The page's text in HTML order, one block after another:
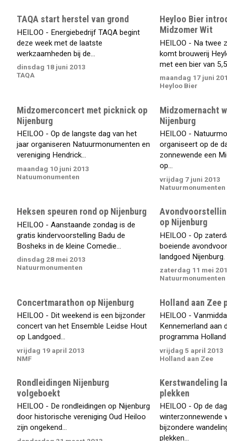
TAQA start herstel van grond
HEILOO - Energiebedrijf TAQA begint
deze week met de laatste
werkzaamheden bij de...
dinsdag 18 juni 2013
TAQA
Heyloo Bier
Midzomer Wit
HEILOO - Na twee
komt brouwerij
met een bier van
maandag 17 juni
Heyloo Bier
Midzomerconcert met picknick op
Nijenburg
HEILOO - Op de langste dag van het
jaar organiseren Natuurmonumenten en
vereniging Hendrick...
maandag 10 juni 2013
Natuumonumenten
Midzomernacht
Nijenburg
HEILOO -
organiseert op de
zonnewende een
op...
vrijdag 7 juni 2013
Natuurmonumenten
Heksen speuren rond op Nijenburg
HEILOO - Aanstaande zondag is de
gratis kindervoorstelling Badu de
Bosheks in de kleine Comedie...
dinsdag 28 mei 2013
Natuurmonumenten
op Nijenburg
HEILOO - Op
boeiende
landgoed Nijenburg.
zaterdag 11 mei
Natuurmonumenten
Concertmarathon op Nijenburg
HEILOO - Dit weekend is een bijzonder
concert van het Ensemble Leidse Hout
op Landgoed...
vrijdag 19 april 2013
NMF
Holland aan Zee
HEILOO -
Kennemerland aan
programma Holland
vrijdag 5 april 2013
Holland aan Zee
Rondleidingen Nijenburg
volgeboekt
HEILOO - De rondleidingen op Nijenburg
door historische vereniging Oud Heiloo
zijn ongekend...
Kerstwandeling
plekken
HEILOO - Op de
winterzonnewende
bijzondere
plekken...